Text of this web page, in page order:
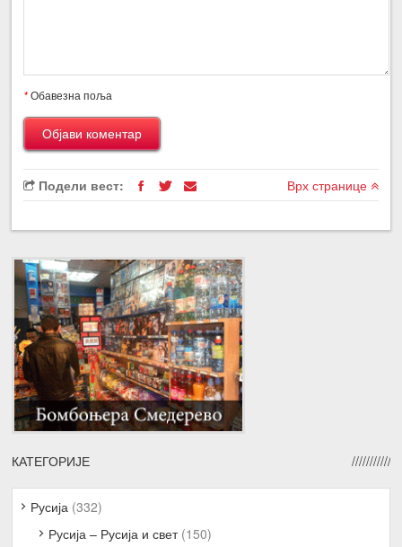
*Обавезна поља
Подели вест: Врх странице
КАТЕГОРИЈЕ
Русија (332)
Русија – Русија и свет(150)